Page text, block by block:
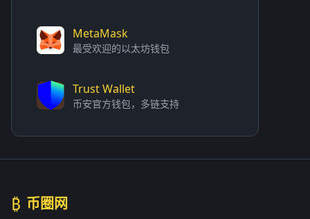
MetaMask
最受欢迎的以太坊钱包
Trust Wallet
币安官方钱包，多链支持
₿ 币圈网